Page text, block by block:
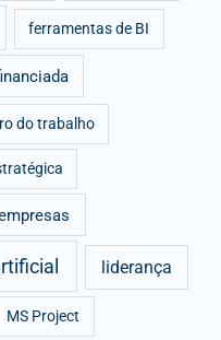
ferramentas de BI
do trabalho
liderança
MS Project